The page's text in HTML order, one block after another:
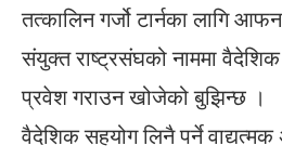
तत्कालिन गर्जो टार्नका लागि
संयुक्त राष्ट्रसंघको नाममा
प्रवेश गराउन खोजेको बुझिन्छ ।
वैदेशिक सहयोग लिनै पर्ने